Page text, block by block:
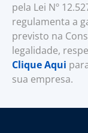
pela Lei Nº
regulamenta a
previsto na
legalidade,
Clique Aqui
sua empresa.